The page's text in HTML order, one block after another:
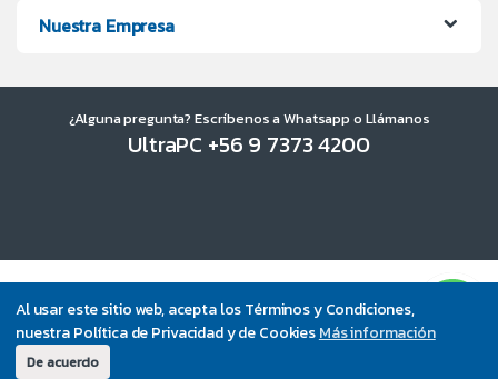
Al usar este sitio web, acepta los Términos y Condiciones,
nuestra Política de Privacidad y de CookiesMás información
De acuerdo
Nuestra Empresa
¿Alguna pregunta? Escríbenos a Whatsapp o Llámanos
UltraPC +56 9 7373 4200